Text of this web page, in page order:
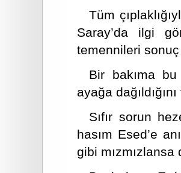
Tüm
Saray’da ilgi
temennileri
Bir bakıma
ayağa
Sıfır sorun
hasım Esed’e
gibi